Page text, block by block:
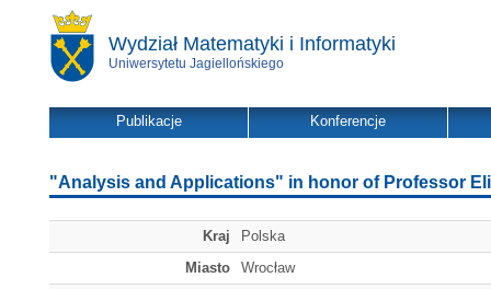
Wydział Matematyki i Informatyki
Uniwersytetu Jagiellońskiego
Publikacje Konferencje
"Analysis and Applications" in honor of Professor
Kraj
Polska
Miasto
Wrocław